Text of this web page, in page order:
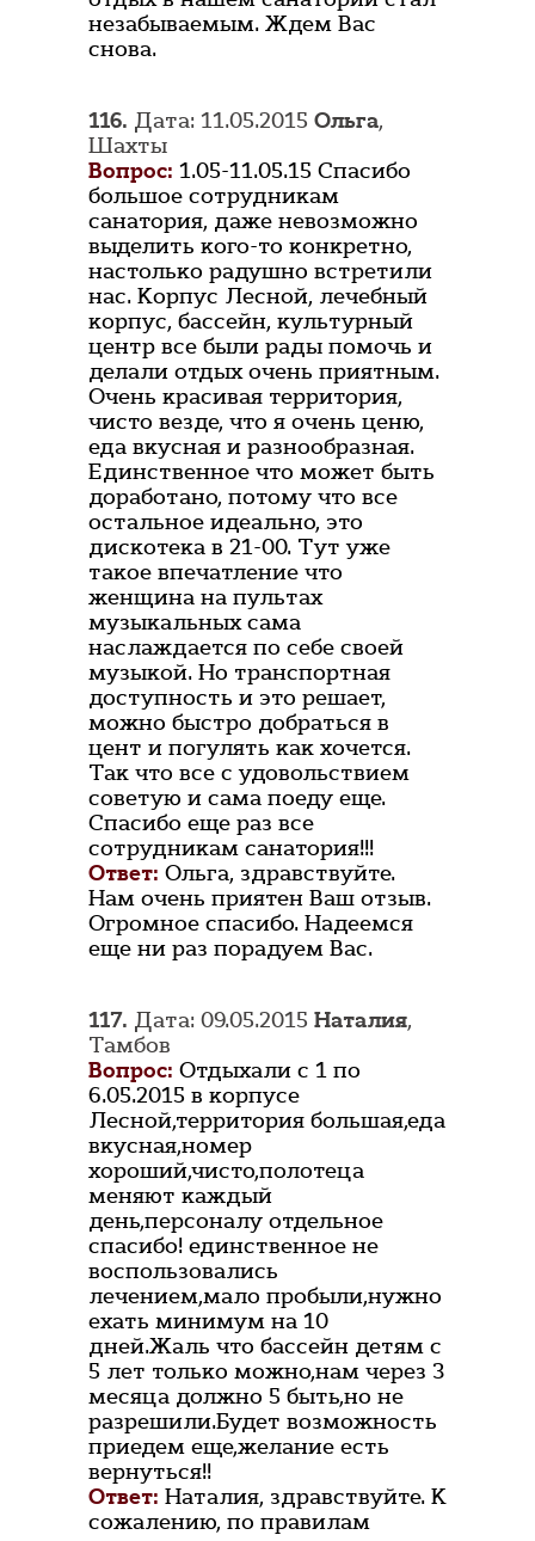
незабываемым. Ждем Вас
снова.
116. Дата: 11.05.2015 Ольга,
Шахты
Вопрос: 1.05-11.05.15 Спасибо
большое сотрудникам
санатория, даже невозможно
выделить кого-то конкретно,
настолько радушно встретили
нас. Корпус Лесной, лечебный
корпус, бассейн, культурный
центр все были рады помочь и
делали отдых очень приятным.
Очень красивая территория,
чисто везде, что я очень ценю,
еда вкусная и разнообразная.
Единственное что может быть
доработано, потому что все
остальное идеально, это
дискотека в 21-00. Тут уже
такое впечатление что
женщина на пультах
музыкальных сама
наслаждается по себе своей
музыкой. Но транспортная
доступность и это решает,
можно быстро добраться в
цент и погулять как хочется.
Так что все с удовольствием
советую и сама поеду еще.
Спасибо еще раз все
сотрудникам санатория!!!
Ответ: Ольга, здравствуйте.
Нам очень приятен Ваш отзыв.
Огромное спасибо. Надеемся
еще ни раз порадуем Вас.
117. Дата: 09.05.2015 Наталия,
Тамбов
Вопрос: Отдыхали с 1 по
6.05.2015 в корпусе
Лесной,территория большая,еда
вкусная,номер
хороший,чисто,полотеца
меняют каждый
день,персоналу отдельное
спасибо! единственное не
воспользовались
лечением,мало пробыли,нужно
ехать минимум на 10
дней.Жаль что бассейн детям с
5 лет только можно,нам через 3
месяца должно 5 быть,но не
разрешили.Будет возможность
приедем еще,желание есть
вернуться!!
Ответ: Наталия, здравствуйте. К
сожалению, по правилам